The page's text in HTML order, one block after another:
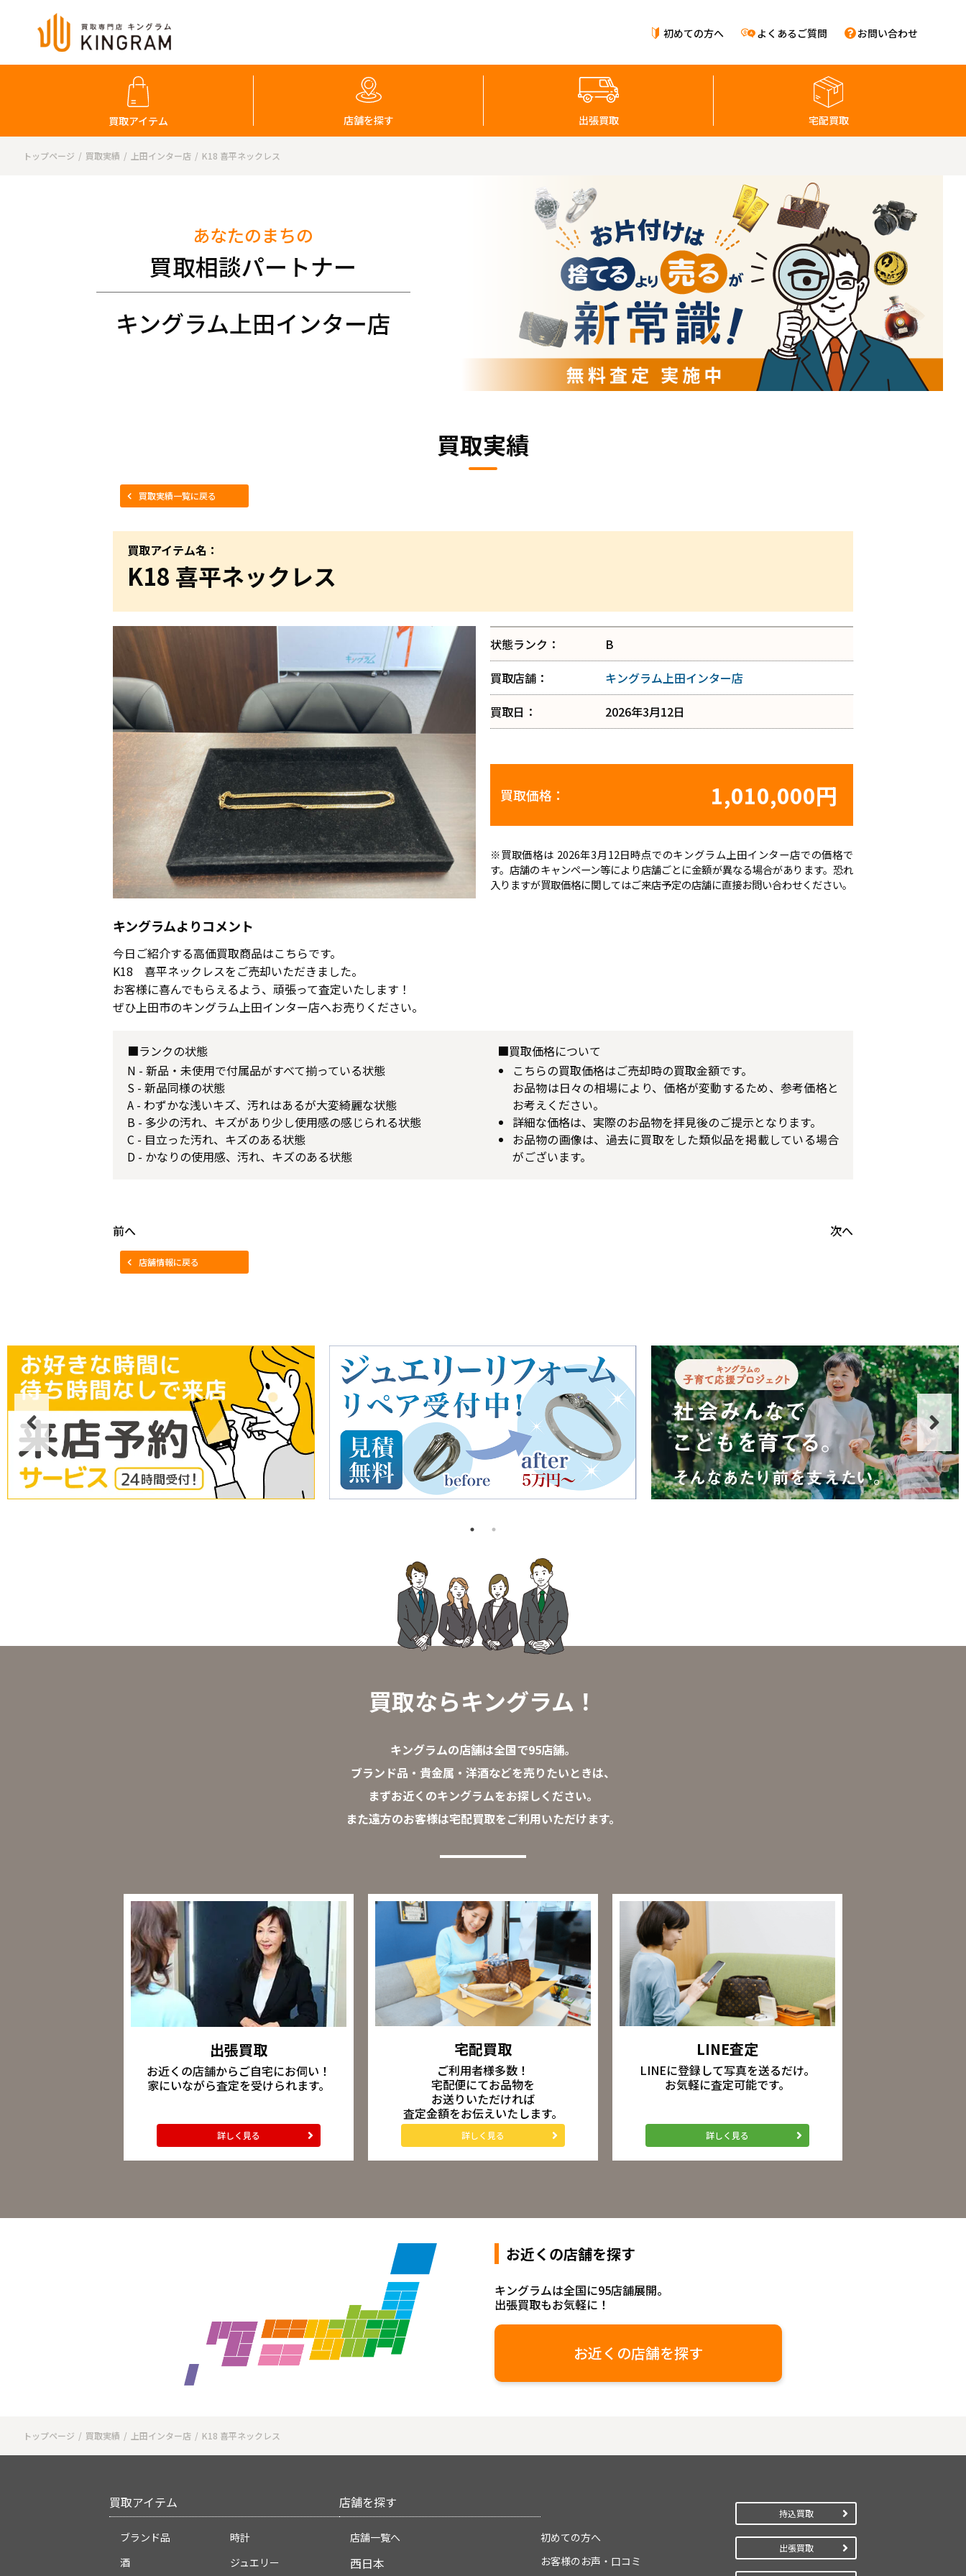
初めての方へ よくあるご質問 お問い合わせ
買取アイテム 店舗を探す 出張買取 宅配買取
トップページ 買取実績 上田インター店 K18 喜平ネックレス
キングラム上田インター店
あなたのまちの
買取相談パートナー
買取実績
買取実績一覧に戻る
買取アイテム名：
K18 喜平ネックレス
状態ランク：
B
買取店舗：
キングラム上田インター店
買取日：
2026年3月12日
買取価格： 1,010,000円
※買取価格は 2026年3月12日時点でのキングラム上田インター店での価格で
す。店舗のキャンペーン等により店舗ごとに金額が異なる場合があります。恐れ
入りますが買取価格に関してはご来店予定の店舗に直接お問い合わせください。
キングラムよりコメント
今日ご紹介する高価買取商品はこちらです。
K18 喜平ネックレスをご売却いただきました。
お客様に喜んでもらえるよう、頑張って査定いたします！
ぜひ上田市のキングラム上田インター店へお売りください。
■ランクの状態
N - 新品・未使用で付属品がすべて揃っている状態
S - 新品同様の状態
A - わずかな浅いキズ、汚れはあるが大変綺麗な状態
B - 多少の汚れ、キズがあり少し使用感の感じられる状態
C - 目立った汚れ、キズのある状態
D - かなりの使用感、汚れ、キズのある状態
■買取価格について
こちらの買取価格はご売却時の買取金額です。
お品物は日々の相場により、価格が変動するため、参考価格と
お考えください。
詳細な価格は、実際のお品物を拝見後のご提示となります。
お品物の画像は、過去に買取をした類似品を掲載している場合
がございます。
前へ 次へ
店舗情報に戻る
買取ならキングラム！
キングラムの店舗は全国で95店舗。
ブランド品・貴金属・洋酒などを売りたいときは、
まずお近くのキングラムをお探しください。
また遠方のお客様は宅配買取をご利用いただけます。
出張買取
お近くの店舗からご自宅にお伺い！
家にいながら査定を受けられます。
詳しく見る
宅配買取
ご利用者様多数！
宅配便にてお品物を
お送りいただければ
査定金額をお伝えいたします。
詳しく見る
LINE査定
LINEに登録して写真を送るだけ。
お気軽に査定可能です。
詳しく見る
お近くの店舗を探す
キングラムは全国に95店舗展開。
出張買取もお気軽に！
お近くの店舗を探す
トップページ 買取実績 上田インター店 K18 喜平ネックレス
買取アイテム
ブランド品
時計
酒
ジュエリー
店舗を探す
店舗一覧へ
西日本
初めての方へ
お客様のお声・口コミ
持込買取
出張買取